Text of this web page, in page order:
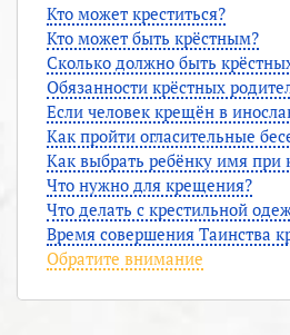
Кто может креститься?
Кто может быть крёстным?
Сколько должно быть
Обязанности крёстных
Если человек крещён в
Как пройти огласительные
Как выбрать ребёнку имя при
Что нужно для крещения?
Что делать с крестильной
Время совершения Таинства
Обратите внимание